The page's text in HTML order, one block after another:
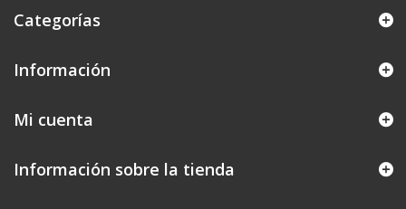
Categorías
Información
Mi cuenta
Información sobre la tienda